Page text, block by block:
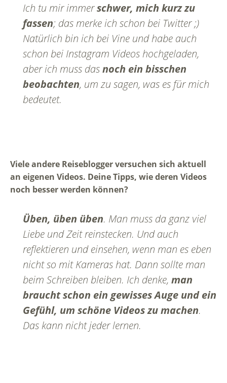
Ich tu mir immerschwer, mich kurz zu
fassen; das merke ich schon bei Twitter ;)
Natürlich bin ich bei Vine und habe auch
schon bei Instagram Videos hochgeladen,
aber ich muss dasnoch ein bisschen
beobachten, um zu sagen, was es für mich
bedeutet.
Viele andere Reiseblogger versuchen sich aktuell
an eigenen Videos. Deine Tipps, wie deren Videos
noch besser werden können?
Üben, üben üben. Man muss da ganz viel
Liebe und Zeit reinstecken. Und auch
reflektieren und einsehen, wenn man es eben
nicht so mit Kameras hat. Dann sollte man
beim Schreiben bleiben. Ich denke, man
braucht schon ein gewisses Auge und ein
Gefühl, um schöne Videos zu machen.
Das kann nicht jeder lernen.